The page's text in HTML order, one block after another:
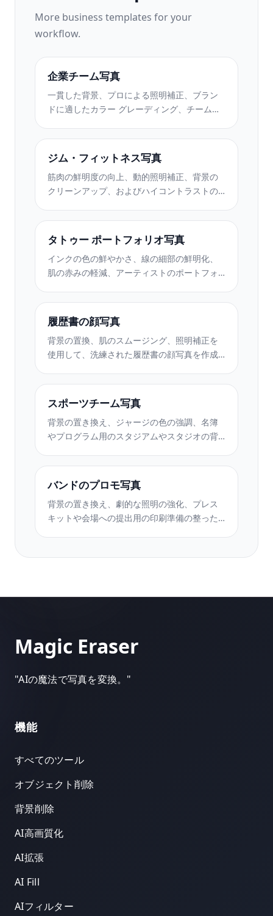
More business templates for your
workflow.
企業チーム写真
一貫した背景、プロによる照明補正、ブラン
ドに適したカラー グレーディング、チーム全
ームの写真。
ジム・フィットネス写真
筋肉の鮮明度の向上、動的照明補正、背景の
クリーンアップ、およびハイコントラストの
ムやフィットネスの写真を強化します。
タトゥー ポートフォリオ写真
インクの色の鮮やかさ、線の細部の鮮明化、
肌の赤みの軽減、アーティストのポートフォ
トゥー ポートフォリオの写真を強化します。
履歴書の顔写真
背景の置換、肌のスムージング、照明補正を
使用して、洗練された履歴書の顔写真を作成
クトリに最適です。
スポーツチーム写真
背景の置き換え、ジャージの色の強調、名簿
やプログラム用のスタジアムやスタジオの背
ヤーの写真を作成します。
バンドのプロモ写真
背景の置き換え、劇的な照明の強化、プレス
キットや会場への提出用の印刷準備の整った
Magic Eraser
"AIの魔法で写真を変換。 "
機能
すべてのツール
オブジェクト削除
背景削除
AI高画質化
AI拡張
AI Fill
AIフィルター